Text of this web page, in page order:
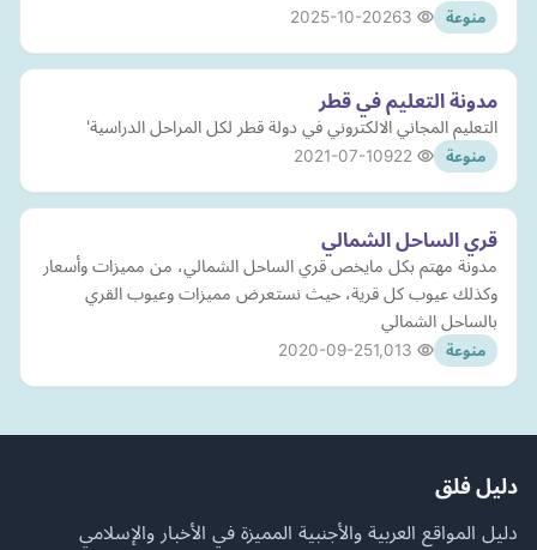
منوعة 2025-10-20
مدونة التعليم في قطر
التعليم المجاني الالكتروني في دولة قطر لكل المراحل الدراسية'
منوعة 2021-07-10
قري الساحل الشمالي
مدونة مهتم بكل مايخص قري الساحل الشمالي، من مميزات وأسعار
وكذلك عيوب كل قرية، حيث نستعرض مميزات وعيوب القري
بالساحل الشمالي
منوعة 2020-09-25
دليل فلق
دليل المواقع العربية والأجنبية المميزة في الأخبار والإسلامي